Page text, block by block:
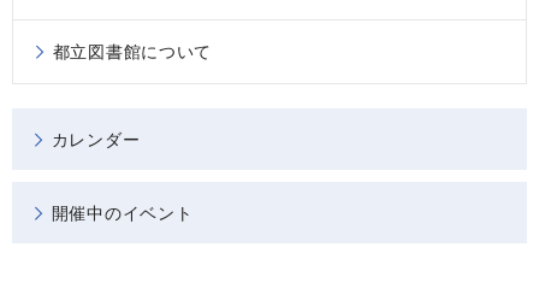
都立図書館について
カレンダー
開催中のイベント